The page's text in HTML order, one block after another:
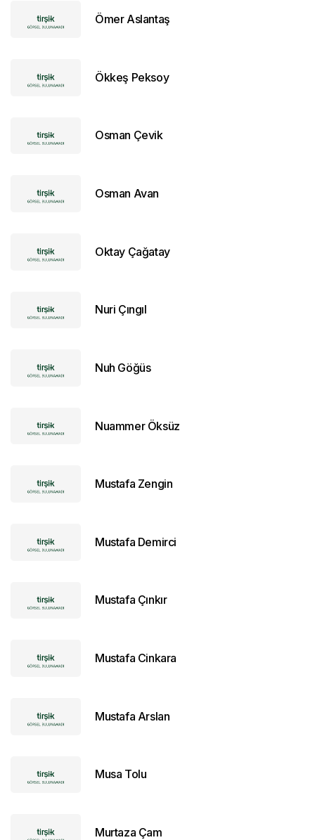
Ömer Aslantaş
Ökkeş Peksoy
Osman Çevik
Osman Avan
Oktay Çağatay
Nuri Çıngıl
Nuh Göğüs
Nuammer Öksüz
Mustafa Zengin
Mustafa Demirci
Mustafa Çınkır
Mustafa Cinkara
Mustafa Arslan
Musa Tolu
Murtaza Çam